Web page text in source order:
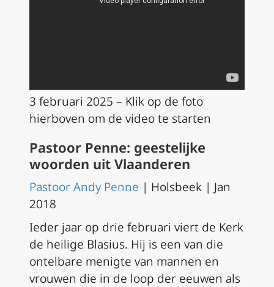
3 februari 2025 – Klik op de foto
hierboven om de video te starten
Pastoor Penne: geestelijke
woorden uit Vlaanderen
Pastoor Andy Penne | Holsbeek | Jan
2018
Ieder jaar op drie februari viert de Kerk
de heilige Blasius. Hij is een van die
ontelbare menigte van mannen en
vrouwen die in de loop der eeuwen als